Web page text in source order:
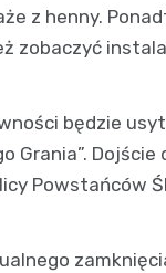
z henny.
zobaczyć
będzie
Grania”.
Powstańców